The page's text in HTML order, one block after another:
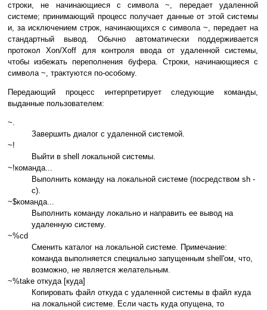
строки, не начинающиеся с символа ~, передает удаленной
системе; принимающий процесс получает данные от этой системы
и, за исключением строк, начинающихся с символа ~, передает на
стандартный вывод. Обычно автоматически поддерживается
протокол Xon/Xoff для контроля ввода от удаленной системы,
чтобы избежать переполнения буфера. Строки, начинающиеся с
символа ~, трактуются по-особому.
Передающий процесс интерпретирует следующие команды,
выданные пользователем:
~.
Завершить диалог с удаленной системой.
~!
Выйти в shell локальной системы.
~!команда...
Выполнить команду на локальной системе (посредством sh -
c).
~$команда...
Выполнить команду локально и направить ее вывод на
удаленную систему.
~%cd
Сменить каталог на локальной системе. Примечание:
команда выполняется специально запущенным shell'ом, что,
возможно, не является желательным.
~%take откуда [куда]
Копировать файл откуда с удаленной системы в файл куда
на локальной системе. Если часть куда опущена, то